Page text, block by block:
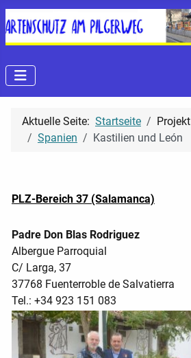
Aktuelle Seite: Startseite Projekt
Spanien
Kastilien und León
PLZ-Bereich 37 (Salamanca)
Padre Don Blas Rodriguez
Albergue Parroquial
C/ Larga, 37
37768 Fuenterroble de Salvatierra
Tel.: +34 923 151 083